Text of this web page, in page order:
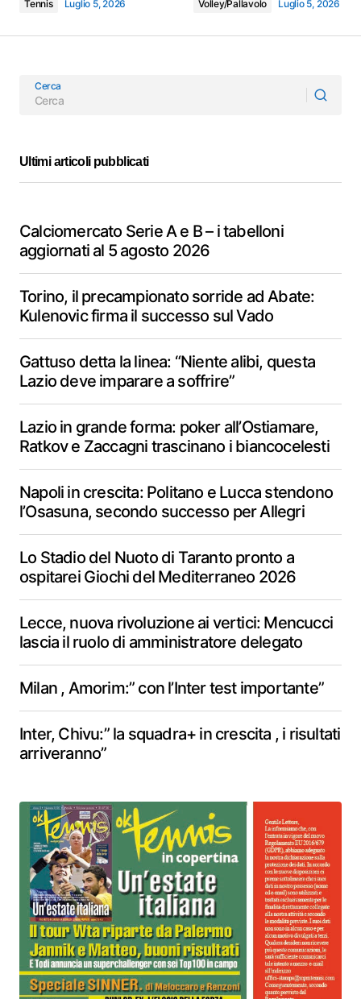
Tennis Luglio 5, 2026 Volley/Pallavolo Luglio 5, 2026
Cerca
Ultimi articoli pubblicati
Calciomercato Serie A e B – i tabelloni
aggiornati al 5 agosto 2026
Torino, il precampionato sorride ad Abate:
Kulenovic firma il successo sul Vado
Gattuso detta la linea: “Niente alibi, questa
Lazio deve imparare a soffrire”
Lazio in grande forma: poker all’Ostiamare,
Ratkov e Zaccagni trascinano i biancocelesti
Napoli in crescita: Politano e Lucca stendono
l’Osasuna, secondo successo per Allegri
Lo Stadio del Nuoto di Taranto pronto a
ospitarei Giochi del Mediterraneo 2026
Lecce, nuova rivoluzione ai vertici: Mencucci
lascia il ruolo di amministratore delegato
Milan , Amorim:” con l’Inter test importante”
Inter, Chivu:” la squadra+ in crescita , i risultati
arriveranno”